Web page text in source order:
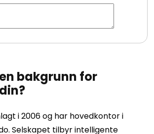
bakgrunn for
i 2006 og har hovedkontor i
Selskapet tilbyr intelligente